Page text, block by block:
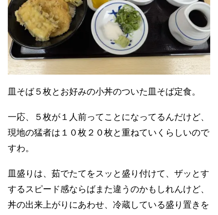
皿そば５枚とお好みの小丼のついた皿そば定食。
一応、５枚が１人前ってことになってるんだけど、
現地の猛者は１０枚２０枚と重ねていくらしいので
すわ。
皿盛りは、茹でたてをスッと盛り付けて、ザッとす
するスピード感ならばまた違うのかもしれんけど、
丼の出来上がりにあわせ、冷蔵している盛り置きを